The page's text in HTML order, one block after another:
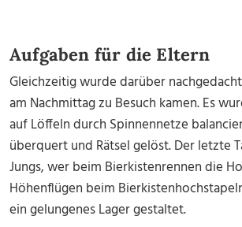
Aufgaben für die Eltern
Gleichzeitig wurde darüber
am Nachmittag zu Besuch kamen. Es
auf Löffeln durch Spinnennetze
überquert und Rätsel gelöst. Der letzte
Jungs, wer beim Bierkistenrennen die
Höhenflügen beim
ein gelungenes Lager gestaltet.